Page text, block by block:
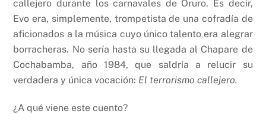
callejero durante los carnavales de Oruro. Es decir,
Evo era, simplemente, trompetista de una cofradía de
aficionados a la música cuyo único talento era alegrar
borracheras. No sería hasta su llegada al Chapare de
Cochabamba, año 1984, que saldría a relucir su
verdadera y única vocación: El terrorismo callejero.
¿A qué viene este cuento?